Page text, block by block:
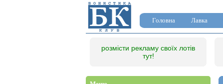
Головна
Лавка
розмісти рекламу своїх лотів
тут!